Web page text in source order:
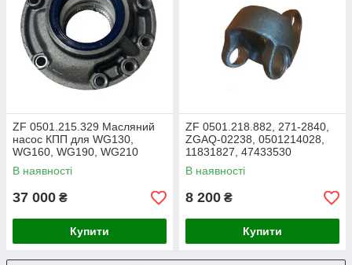
ZF 0501.215.329 Масляний
насос КПП для WG130,
WG160, WG190, WG210
В наявності
37 000 ₴
Купити
ZF 0501.218.882, 271-2840,
ZGAQ-02238, 0501214028,
11831827, 47433530
Фланець для мостів AP-420R,
MS-L3015
В наявності
8 200 ₴
Купити